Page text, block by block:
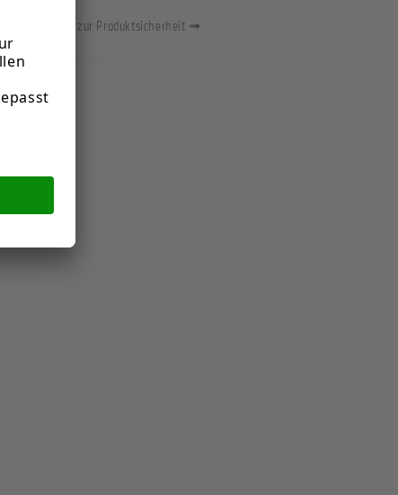
Informationen zur Produktsicherheit ➟
Informationen zum Hersteller:
Lackner Schuhe Gesellschaft m.b.H. & Co. KG
Verantwortliche Person für die EU:
schuhe@lackner-schuhe.at